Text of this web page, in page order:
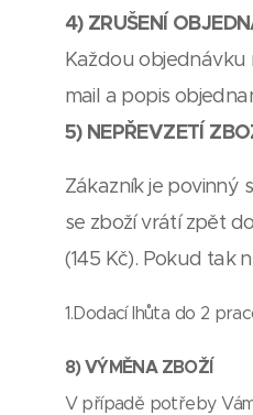
4) ZRUŠENÍ
Každou objednávku
mail a popis
5) NEPŘEVZETÍ
Zákazník je povinný
se zboží vrátí zpět
(145 Kč). Pokud tak
1.Dodací lhůta do 2
8) VÝMĚNA ZBOŽÍ
V případě potřeby